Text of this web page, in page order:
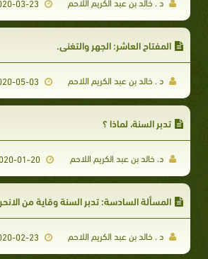
2020-03-23
المفتاح العاشر: الجهر والتغني.
د . خالد بن عبد الكريم اللاحم 2020-05-03
تدبر السنة، لماذا ؟
د. خالد بن عبد الكريم اللاحم
المسألة السادسة: تدبر السنة وقاية من
د . خالد بن عبد الكريم اللاحم 2020-02-23